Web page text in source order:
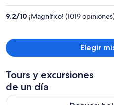
9.2/10 ¡Magnífico! (1019 opiniones)
Elegir
Tours y excursiones
de un día
Denver: boleto de la